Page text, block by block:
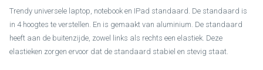
Trendy universele laptop, notebook en IPad standaard. De standaard is
in 4 hoogtes te verstellen. En is gemaakt van aluminium. De standaard
heeft aan de buitenzijde, zowel links als rechts een elastiek. Deze
elastieken zorgen ervoor dat de standaard stabiel en stevig staat.